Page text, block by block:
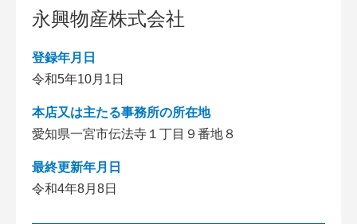
永興物産株式会社
登録年月日
令和5年10月1日
本店又は主たる事務所の所在地
愛知県一宮市伝法寺１丁目９番地８
最終更新年月日
令和4年8月8日